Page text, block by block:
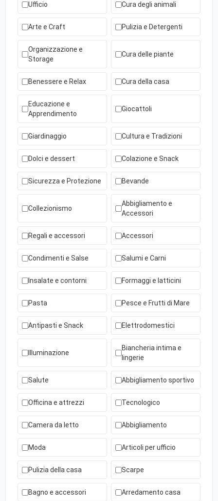
Ufficio Cura degli animali
Arte e Craft Pulizia e Detergenti
Organizzazione e
Storage
Cura delle piante
Benessere e Relax Cura della casa
Educazione e
Apprendimento
Giocattoli
Giardinaggio Cultura e Tradizioni
Dolci e dessert Colazione e Snack
Sicurezza e Protezione Bevande
Collezionismo
Abbigliamento e
Accessori
Regali e accessori Accessori
Condimenti e Salse Salumi e Carni
Insalate e contorni Formaggi e latticini
Pasta Pesce e Frutti di Mare
Antipasti e Snack Elettrodomestici
Illuminazione
Biancheria intima e
lingerie
Salute Abbigliamento sportivo
Officina e attrezzi Tecnologico
Camera da letto Abbigliamento
Moda Articoli per ufficio
Pulizia della casa Scarpe
Bagno e accessori Arredamento casa